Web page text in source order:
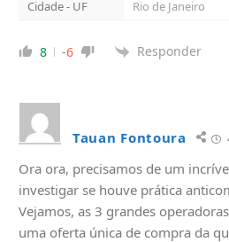
Cidade - UF Rio de Janeiro
8 -6 Responder
Tauan Fontoura
Ora ora, precisamos de um
investigar se houve prática
Vejamos, as 3 grandes
uma oferta única de compra da